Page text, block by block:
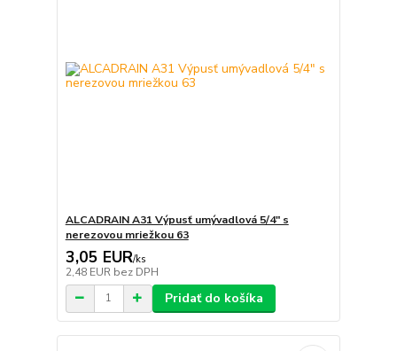
ALCADRAIN A31 Výpusť umývadlová 5/4" s
nerezovou mriežkou 63
3,05 EUR/ks
2,48 EUR bez DPH
Pridať do košíka